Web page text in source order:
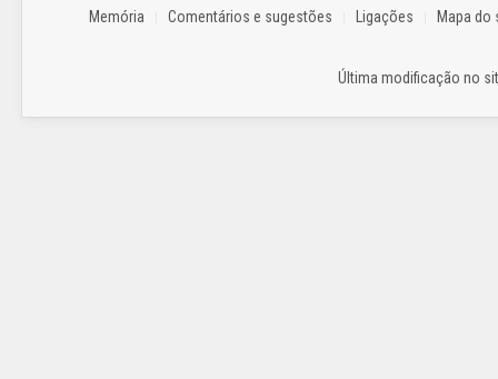
Memória Comentários e sugestões Ligações Mapa do
Última modificação no